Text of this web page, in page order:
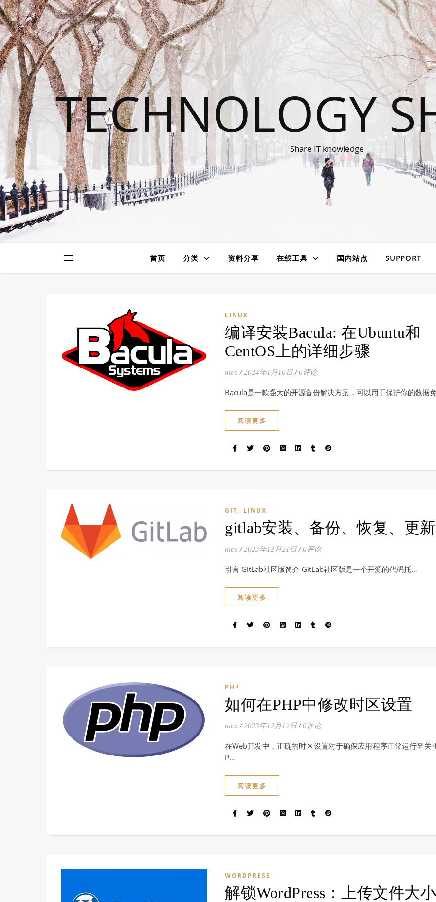
TECHNOLOGY
Share IT knowledge
首页 分类 资料分享 在线工具 国内站点 SUPPORT
LINUX
编译安装Bacula: 在Ubuntu和
CentOS上的详细步骤
nico / 2024年1月10日 / 0评论
Bacula是一款强大的开源备份解决方案，可以用于保护你的数据
阅读更多
GIT, LINUX
gitlab安装、备份、恢复、更新
nico / 2023年12月21日 / 0评论
引言 GitLab社区版简介 GitLab社区版是一个开源的代码托…
阅读更多
PHP
如何在PHP中修改时区设置
nico / 2023年12月12日 / 0评论
在Web开发中，正确的时区设置对于确保应用程序正常运行至关
P…
阅读更多
WORDPRESS
解锁WordPress：上传文件大